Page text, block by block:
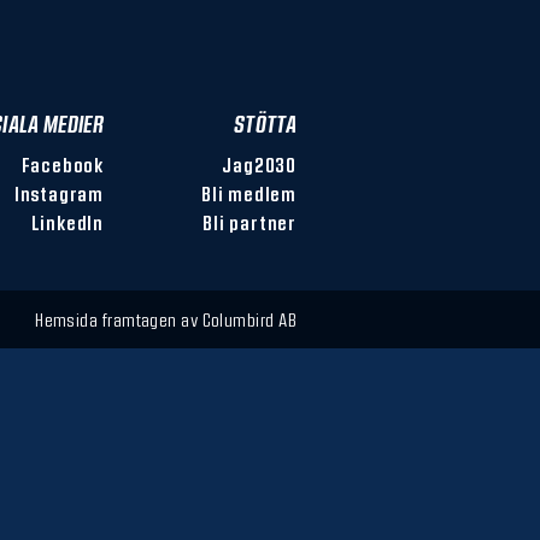
MEDIER
Facebook
Instagram
LinkedIn
STÖTTA
Jag2030
Bli medlem
Bli partner
Hemsida framtagen av Columbird AB